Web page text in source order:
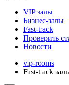
VIP залы
Бизнес-залы
Fast-track
Проверить
Новости
vip-rooms
Fast-track